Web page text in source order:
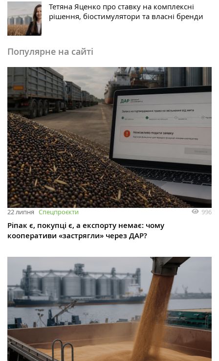
Тетяна Яценко про ставку на комплексні
рішення, біостимулятори та власні бренди
Популярне на сайті
22 липня Спецпроєкти 996
Ріпак є, покупці є, а експорту немає: чому
кооперативи «застрягли» через ДАР?